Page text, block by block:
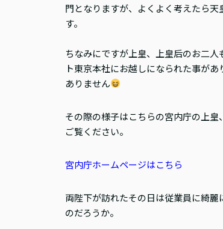
門となりますが、よくよく考えたら
す。
ちなみにですが上皇、上皇后のお二
ト東京本社にお越しになられた事が
ありません
その際の様子はこちらの宮内庁の上
ご覧ください。
宮内庁ホームページはこちら
両陛下が訪れたその日は従業員に綺
のだろうか。